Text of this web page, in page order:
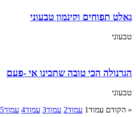
גאלט תפוחים וקינמון טבעוני
טבעוני
הגרנולה הכי טובה שתכינו אי -פעם
טבעוני
« הקודם עמוד1 עמוד2 עמוד3 עמוד4 עמוד5